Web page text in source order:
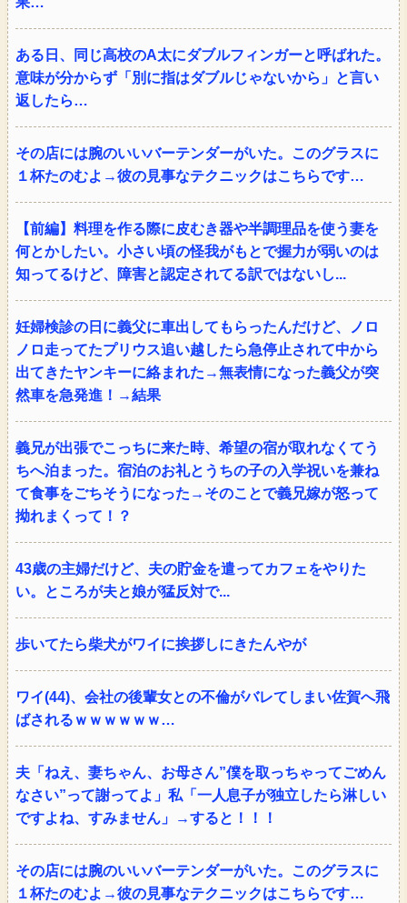
ある日、同じ高校のA太にダブルフィンガーと呼ばれた。
意味が分からず「別に指はダブルじゃないから」と言い
返したら…
その店には腕のいいバーテンダーがいた。このグラスに
１杯たのむよ→彼の見事なテクニックはこちらです…
【前編】料理を作る際に皮むき器や半調理品を使う妻を
何とかしたい。小さい頃の怪我がもとで握力が弱いのは
知ってるけど、障害と認定されてる訳ではないし...
妊婦検診の日に義父に車出してもらったんだけど、ノロ
ノロ走ってたプリウス追い越したら急停止されて中から
出てきたヤンキーに絡まれた→無表情になった義父が突
然車を急発進！→結果
義兄が出張でこっちに来た時、希望の宿が取れなくてう
ちへ泊まった。宿泊のお礼とうちの子の入学祝いを兼ね
て食事をごちそうになった→そのことで義兄嫁が怒って
拗れまくって！？
43歳の主婦だけど、夫の貯金を遣ってカフェをやりた
い。ところが夫と娘が猛反対で...
歩いてたら柴犬がワイに挨拶しにきたんやが
ワイ(44)、会社の後輩女との不倫がバレてしまい佐賀へ飛
ばされるｗｗｗｗｗｗ…
夫「ねえ、妻ちゃん、お母さん”僕を取っちゃってごめん
なさい”って謝ってよ」私「一人息子が独立したら淋しい
ですよね、すみません」→すると！！！
その店には腕のいいバーテンダーがいた。このグラスに
１杯たのむよ→彼の見事なテクニックはこちらです…